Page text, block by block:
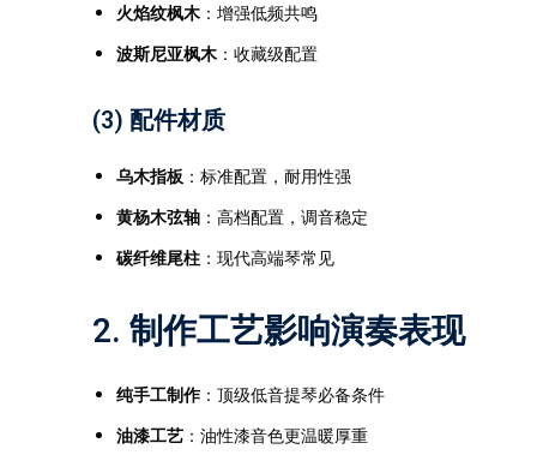
火焰纹枫木 ：增强低频共鸣
波斯尼亚枫木 ：收藏级配置
(3) 配件材质
乌木指板 ：标准配置，耐用性强
黄杨木弦轴 ：高档配置，调音稳定
碳纤维尾柱 ：现代高端琴常见
2. 制作工艺影响演奏表现
纯手工制作：顶级低音提琴必备条件
油漆工艺 ：油性漆音色更温暖厚重